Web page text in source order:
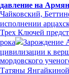
давление на
Чайковский,
исполнении
Трех Ключей
рока
Зарождение
цивилизации к
мордовского
Татяны